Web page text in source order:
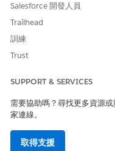
「公共部門」(先前稱為
申請摘要與申請檢閱窗
此文章
Salesforce 開發人員
Trailhead
訓練
Trust
SUPPORT & SERVICES
需要協助嗎？尋找更多資源
家連線。
取得支援